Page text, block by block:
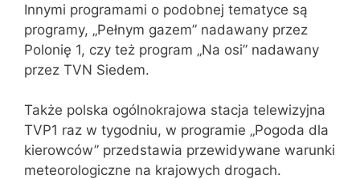
Innymi programami o podobnej tematyce są
programy, „Pełnym gazem” nadawany przez
Polonię 1, czy też program „Na osi” nadawany
przez TVN Siedem.
Także polska ogólnokrajowa stacja telewizyjna
TVP1 raz w tygodniu, w programie „Pogoda dla
kierowców” przedstawia przewidywane warunki
meteorologiczne na krajowych drogach.